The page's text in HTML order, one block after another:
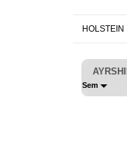
HOLSTEIN
Sem